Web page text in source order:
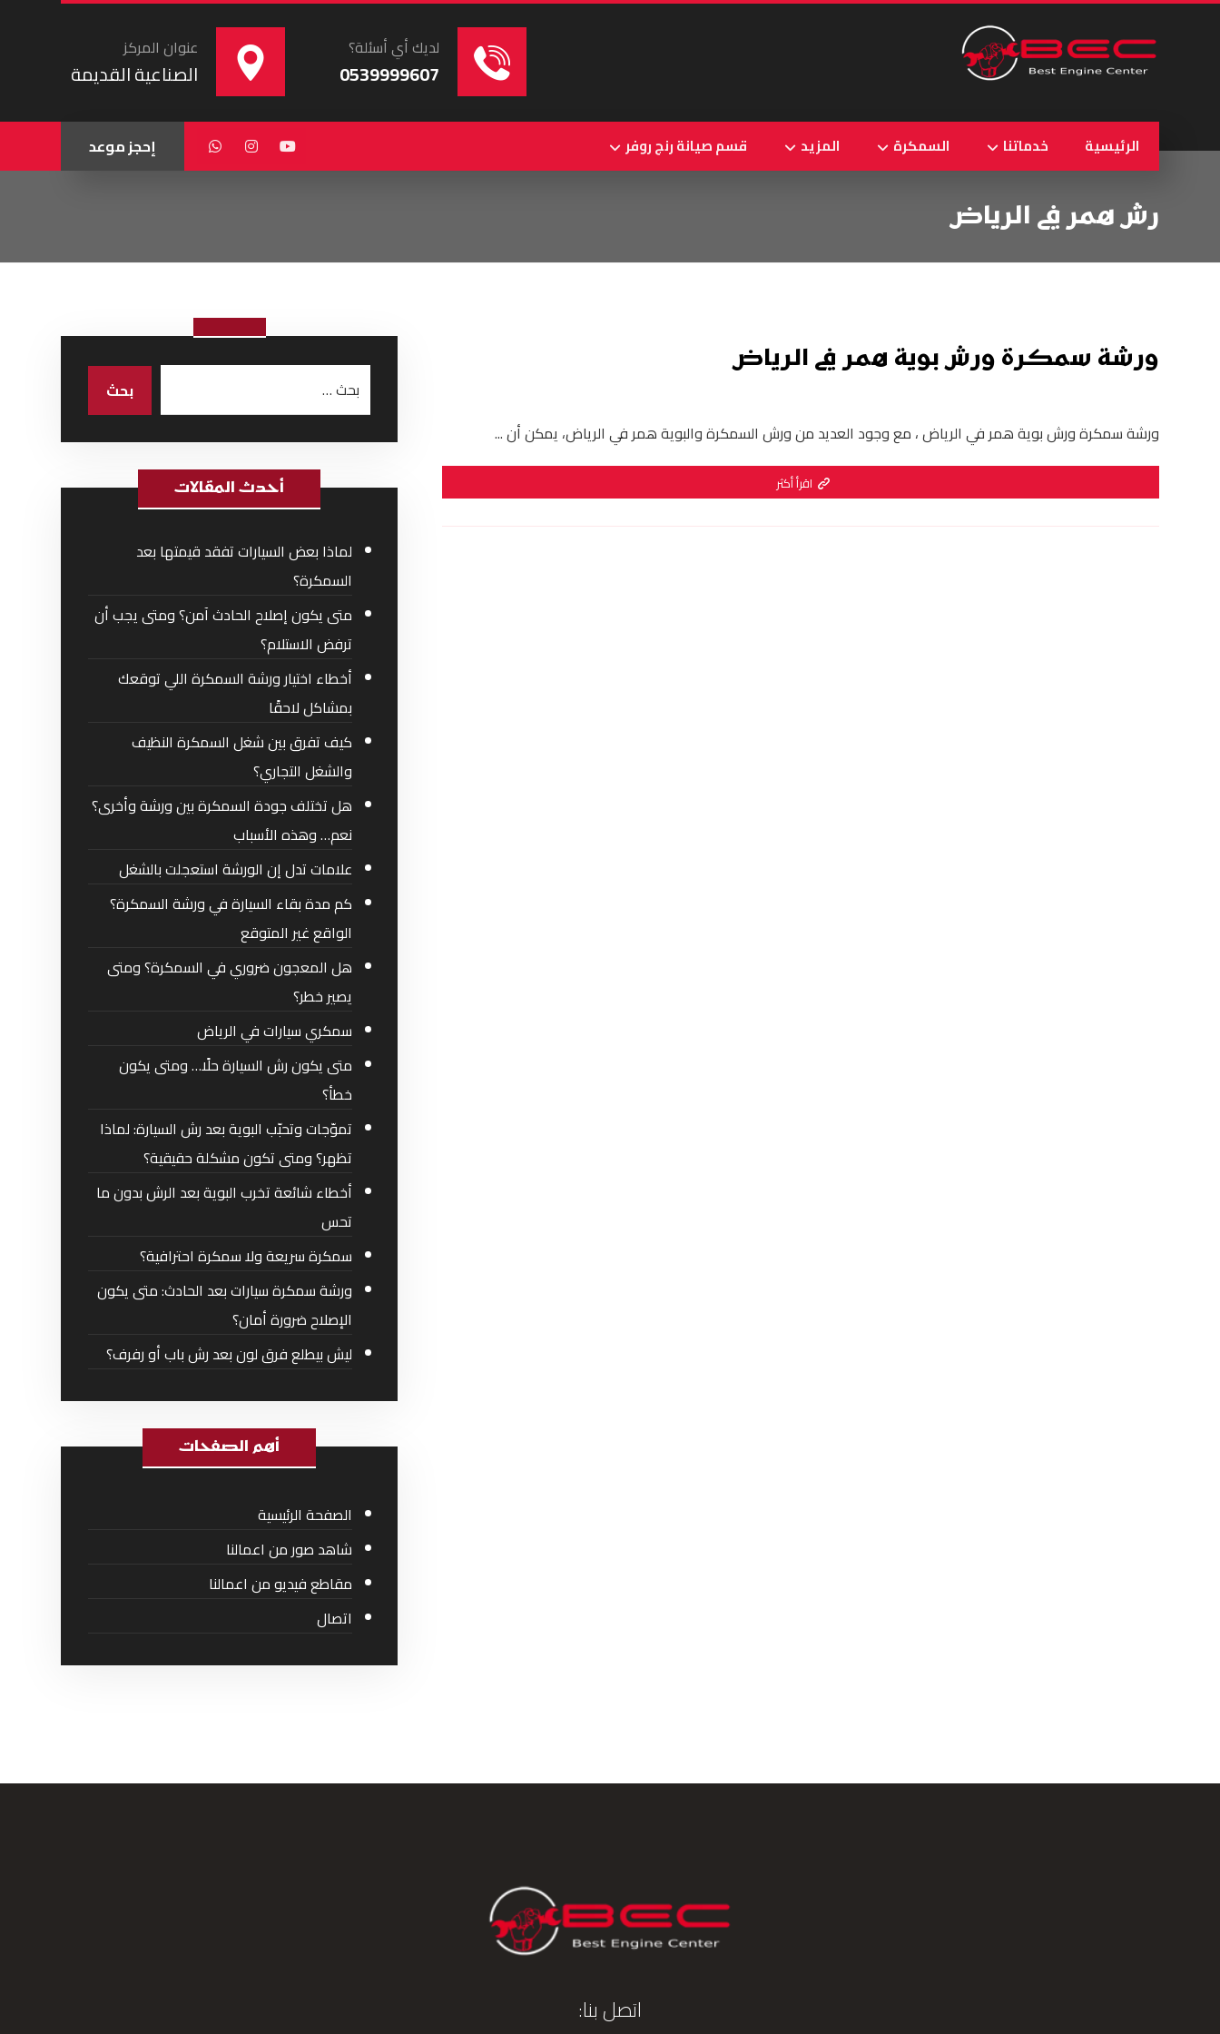
عنوان المركز
الصناعية القديمة
لديك أي أسئلة؟
0539999607
الرئيسية خدماتنا السمكرة المزيد قسم صيانة رنج روفر إحجز موعد
رش همر في الرياض
ورشة سمكرة ورش بوية همر في الرياض
ورشة سمكرة ورش بوية همر في الرياض ، مع وجود العديد من ورش السمكرة والبوية همر في الرياض، يمكن أن ...
اقرأ أكثر أحدث المقالات
لماذا بعض السيارات تفقد قيمتها بعد
السمكرة؟
متى يكون إصلاح الحادث آمن؟ ومتى يجب أن
ترفض الاستلام؟
أخطاء اختيار ورشة السمكرة اللي توقعك
بمشاكل لاحقًا
كيف تفرق بين شغل السمكرة النظيف
والشغل التجاري؟
هل تختلف جودة السمكرة بين ورشة وأخرى؟
نعم… وهذه الأسباب
علامات تدل إن الورشة استعجلت بالشغل
كم مدة بقاء السيارة في ورشة السمكرة؟
الواقع غير المتوقع
هل المعجون ضروري في السمكرة؟ ومتى
يصير خطر؟
سمكري سيارات في الرياض
متى يكون رش السيارة حلًا… ومتى يكون
خطأ؟
تموّجات وتحبّب البوية بعد رش السيارة: لماذا
تظهر؟ ومتى تكون مشكلة حقيقية؟
أخطاء شائعة تخرب البوية بعد الرش بدون ما
تحس
سمكرة سريعة ولا سمكرة احترافية؟
ورشة سمكرة سيارات بعد الحادث: متى يكون
الإصلاح ضرورة أمان؟
ليش بيطلع فرق لون بعد رش باب أو رفرف؟
أهم الصفحات
الصفحة الرئيسية
شاهد صور من اعمالنا
مقاطع فيديو من اعمالنا
اتصال
اتصل بنا: